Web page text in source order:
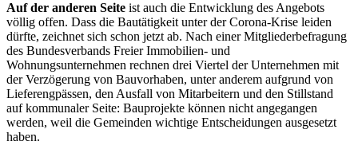
Auf der anderen Seite ist auch die Entwicklung des Angebots
völlig offen. Dass die Bautätigkeit unter der Corona-Krise leiden
dürfte, zeichnet sich schon jetzt ab. Nach einer Mitgliederbefragung
des Bundesverbands Freier Immobilien- und
Wohnungsunternehmen rechnen drei Viertel der Unternehmen mit
der Verzögerung von Bauvorhaben, unter anderem aufgrund von
Lieferengpässen, den Ausfall von Mitarbeitern und den Stillstand
auf kommunaler Seite: Bauprojekte können nicht angegangen
werden, weil die Gemeinden wichtige Entscheidungen ausgesetzt
haben.